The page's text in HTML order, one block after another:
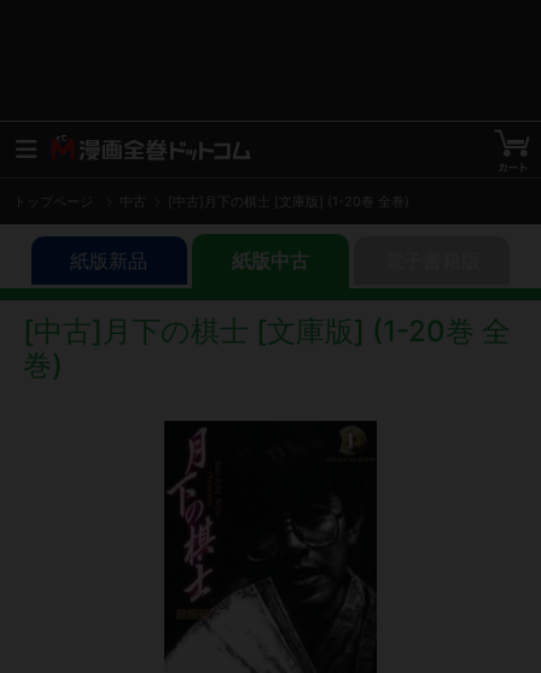
トップページ 中古 [中古]月下の棋士 [文庫版] (1-20巻 全巻)
紙版新品 紙版中古
[中古]月下の棋士 [文庫版] (1-20巻 全
巻)